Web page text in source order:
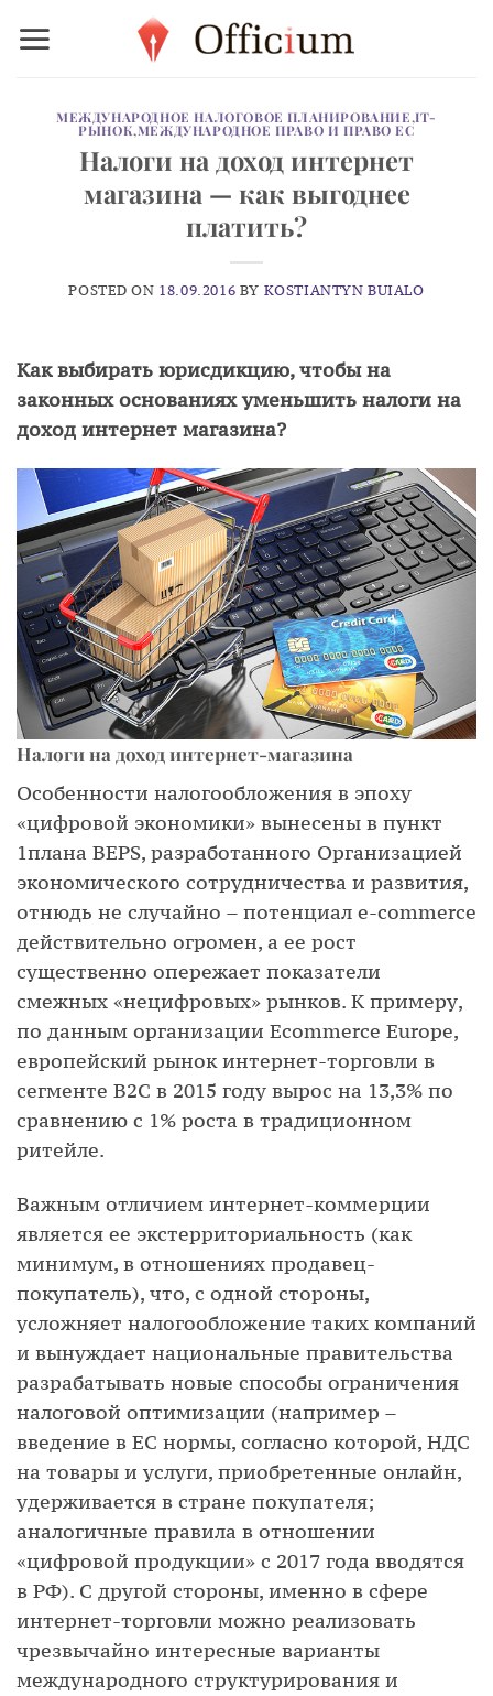
МЕЖДУНАРОДНОЕ НАЛОГОВОЕ ПЛАНИРОВАНИЕ,IT-
РЫНОК,МЕЖДУНАРОДНОЕ ПРАВО И ПРАВО ЕС
Налоги на доход интернет
магазина — как выгоднее
платить?
POSTED ON 18.09.2016 BY KOSTIANTYN BUIALO
Как выбирать юрисдикцию, чтобы на
законных основаниях уменьшить налоги на
доход интернет магазина?
Налоги на доход интернет-магазина
Особенности налогообложения в эпоху
«цифровой экономики» вынесены в пункт
1плана BEPS, разработанного Организацией
экономического сотрудничества и развития,
отнюдь не случайно – потенциал e-commerce
действительно огромен, а ее рост
существенно опережает показатели
смежных «нецифровых» рынков. К примеру,
по данным организации Ecommerce Europe,
европейский рынок интернет-торговли в
сегменте B2C в 2015 году вырос на 13,3% по
сравнению с 1% роста в традиционном
ритейле.
Важным отличием интернет-коммерции
является ее экстерриториальность (как
минимум, в отношениях продавец-
покупатель), что, с одной стороны,
усложняет налогообложение таких компаний
и вынуждает национальные правительства
разрабатывать новые способы ограничения
налоговой оптимизации (например –
введение в ЕС нормы, согласно которой, НДС
на товары и услуги, приобретенные онлайн,
удерживается в стране покупателя;
аналогичные правила в отношении
«цифровой продукции» с 2017 года вводятся
в РФ). С другой стороны, именно в сфере
интернет-торговли можно реализовать
чрезвычайно интересные варианты
международного структурирования и